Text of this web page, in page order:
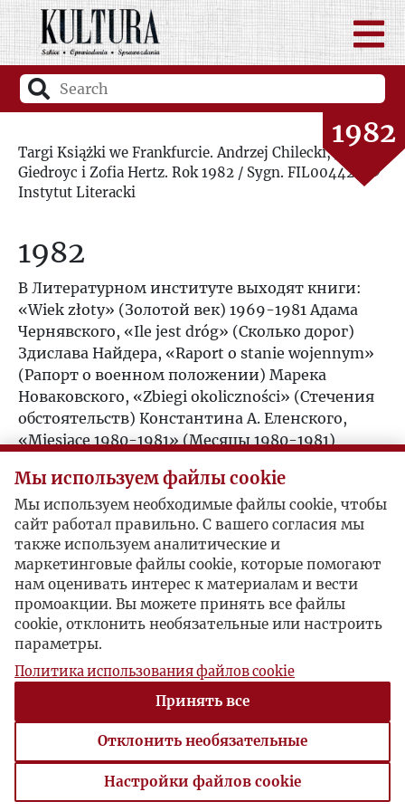
1980
1981
1982
1983
1985
1986
1988
1990
1991
1992
1993
1994
Targi Książki we Frankfurcie. Andrzej Chilecki, Jerzy
Giedroyc i Zofia Hertz. Rok 1982 / Sygn. FIL00442 / ©
Instytut Literacki
1982
В Литературном институте выходят книги:
«Wiek złoty» (Золотой век) 1969-1981 Адама
Чернявского, «Ile jest dróg» (Сколько дорог)
Здислава Найдера, «Raport o stanie wojennym»
(Рапорт о военном положении) Марека
Новаковского, «Zbiegi okoliczności» (Стечения
обстоятельств) Константина А. Еленского,
«Miesiące 1980-1981» (Месяцы 1980-1981)
(Путешествие во времени) Стефана
Киселевского, «Вацлав» и «Посол» – пьесы
Славомира Мрожека.
ПОЛЬША
По всей стране проходят демонстрации.
Лех Валенса вышел на свободу.
Военное положение – относительная
стабилизация.
МИР
Умирает Леонид Брежнев, его место занимает
Фолклендская война между Британией и
Аргентиной.
Военные путчи в Гватемале и Бангладеше.
Мы используем файлы cookie
Мы используем необходимые файлы cookie, чтобы
сайт работал правильно. С вашего согласия мы
также используем аналитические и
маркетинговые файлы cookie, которые помогают
нам оценивать интерес к материалам и вести
промоакции. Вы можете принять все файлы
cookie, отклонить необязательные или настроить
параметры.
Политика использования файлов cookie
Принять все
Отклонить необязательные
Настройки файлов cookie
Настройки файлов cookie